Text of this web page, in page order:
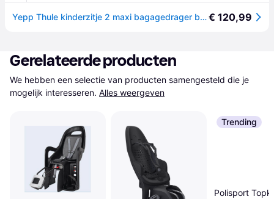
Yepp Thule kinderzitje 2 maxi bagagedrager bevestiging - egeisch blauw€ 120,99
Gerelateerde producten
We hebben een selectie van producten samengesteld die je
mogelijk interesseren. Alles weergeven
Trending
Polisport